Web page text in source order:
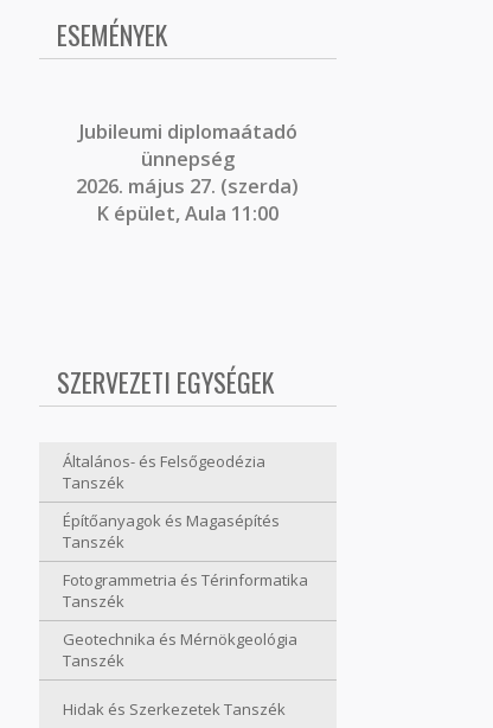
ESEMÉNYEK
Jubileumi diplomaátadó
ünnepség
2026. május 27. (szerda)
K épület, Aula 11:00
SZERVEZETI EGYSÉGEK
Általános- és Felsőgeodézia
Tanszék
Építőanyagok és Magasépítés
Tanszék
Fotogrammetria és Térinformatika
Tanszék
Geotechnika és Mérnökgeológia
Tanszék
Hidak és Szerkezetek Tanszék